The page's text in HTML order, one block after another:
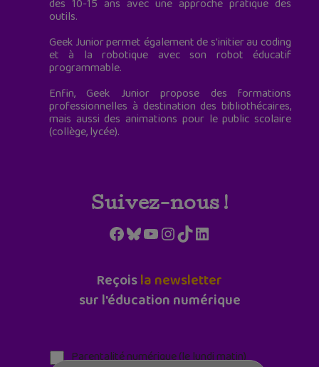
des 10-15 ans avec une approche pratique des
outils.
Geek Junior permet également de s'initier au coding
et à la robotique avec son robot éducatif
programmable.
Enfin, Geek Junior propose des formations
professionnelles à destination des bibliothécaires,
mais aussi des animations pour le public scolaire
(collège, lycée).
Suivez-nous !
Facebook
Bluesky
YouTube
Instagram
TikTokLinkedIn
Reçoisla newsletter
sur l'éducation numérique
Parentalité numérique (le lundi matin)